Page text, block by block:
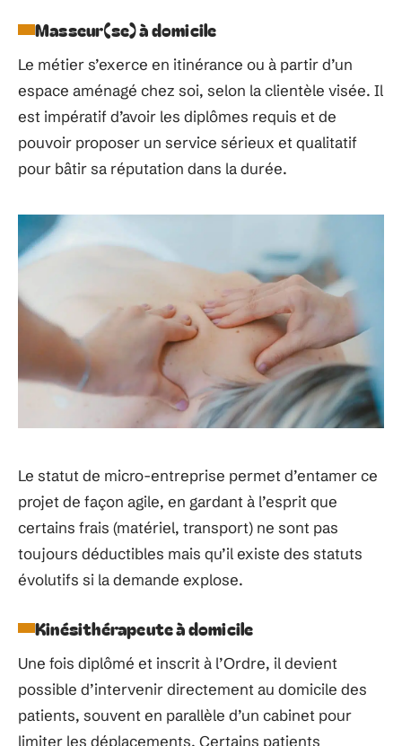
Masseur(se) à domicile
Le métier s’exerce en itinérance ou à partir d’un
espace aménagé chez soi, selon la clientèle visée. Il
est impératif d’avoir les diplômes requis et de
pouvoir proposer un service sérieux et qualitatif
pour bâtir sa réputation dans la durée.
Le statut de micro-entreprise permet d’entamer ce
projet de façon agile, en gardant à l’esprit que
certains frais (matériel, transport) ne sont pas
toujours déductibles mais qu’il existe des statuts
évolutifs si la demande explose.
Kinésithérapeute à domicile
Une fois diplômé et inscrit à l’Ordre, il devient
possible d’intervenir directement au domicile des
patients, souvent en parallèle d’un cabinet pour
limiter les déplacements. Certains patients